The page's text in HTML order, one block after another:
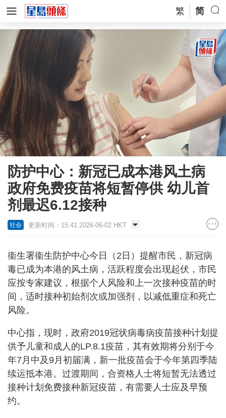
繁 简
防护中心：新冠已成本港风土病
政府免费疫苗将短暂停供 幼儿首
剂最迟6.12接种
社会 更新时间：15:41 2026-06-02 HKT
衞生署衞生防护中心今日（2日）提醒市民，新冠病
毒已成为本港的风土病，活跃程度会出现起伏，市民
应按专家建议，根据个人风险和上一次接种疫苗的时
间，适时接种初始剂次或加强剂，以减低重症和死亡
风险。
中心指，现时，政府2019冠状病毒病疫苗接种计划提
供予儿童和成人的LP.8.1疫苗，其有效期将分别于今
年7月中及9月初届满，新一批疫苗会于今年第四季陆
续运抵本港。过渡期间，合资格人士将短暂无法透过
接种计划免费接种新冠疫苗，有需要人士应及早预
约。